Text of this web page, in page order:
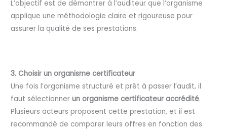
L’objectif est de démontrer à l’auditeur que l’organisme
applique une méthodologie claire et rigoureuse pour
assurer la qualité de ses prestations.
3. Choisir un organisme certificateur
Une fois l’organisme structuré et prêt à passer l’audit, il
faut sélectionnerun organisme certificateur accrédité.
Plusieurs acteurs proposent cette prestation, et il est
recommandé de comparer leurs offres en fonction des